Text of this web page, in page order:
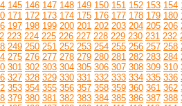
145 146 147 148 149 150 151 152 153 154
171 172 173 174 175 176 177 178 179 180
197 198 199 200 201 202 203 204 205 206
223 224 225 226 227 228 229 230 231 232
249 250 251 252 253 254 255 256 257 258
275 276 277 278 279 280 281 282 283 284
301 302 303 304 305 306 307 308 309 310
327 328 329 330 331 332 333 334 335 336
353 354 355 356 357 358 359 360 361 362
379 380 381 382 383 384 385 386 387 388